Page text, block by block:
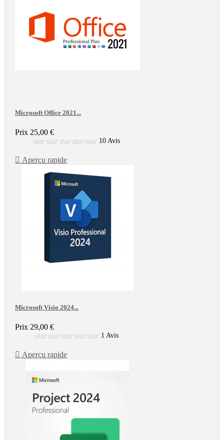
Microsoft Office 2021...
Prix 25,00 €
starstarstarstarstar 10 Avis
 Aperçu rapide
Microsoft Visio 2024...
Prix 29,00 €
star star star star star 1 Avis
 Aperçu rapide